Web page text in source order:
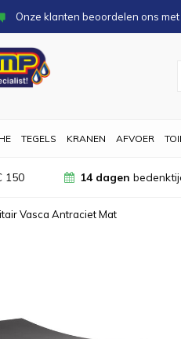
Onze klanten beoordelen ons
TEGELS KRANEN AFVOER
150 14 dagen
Vasca Antraciet Mat